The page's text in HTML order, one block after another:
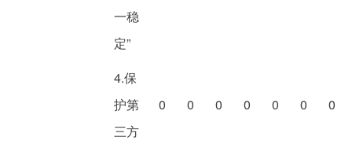
一稳
定”
4.保
护第
三方
0 0 0 0 0 0 0